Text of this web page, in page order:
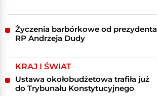
Życzenia barbórkowe od prezydenta
RP Andrzeja Dudy
KRAJ I ŚWIAT
Ustawa okołobudżetowa trafiła już
do Trybunału Konstytucyjnego